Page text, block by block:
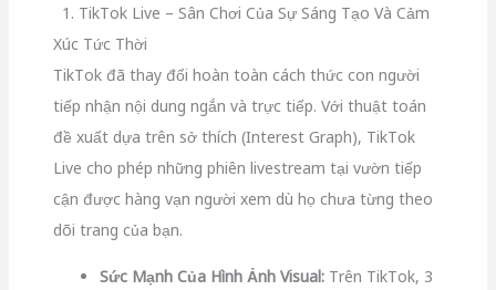
1. TikTok Live – Sân Chơi Của Sự Sáng Tạo Và Cảm
Xúc Tức Thời
TikTok đã thay đổi hoàn toàn cách thức con người
tiếp nhận nội dung ngắn và trực tiếp. Với thuật toán
đề xuất dựa trên sở thích (Interest Graph), TikTok
Live cho phép những phiên livestream tại vườn tiếp
cận được hàng vạn người xem dù họ chưa từng theo
dõi trang của bạn.
Sức Mạnh Của Hình Ảnh Visual:Trên TikTok, 3